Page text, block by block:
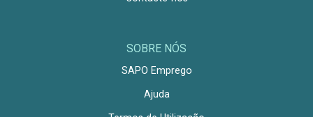
SOBRE NÓS
SAPO Emprego
Ajuda